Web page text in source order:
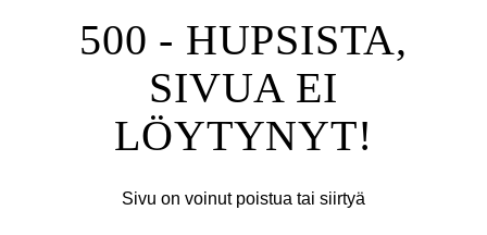
500 - HUPSISTA,
SIVUA EI
LÖYTYNYT!
Sivu on voinut poistua tai siirtyä